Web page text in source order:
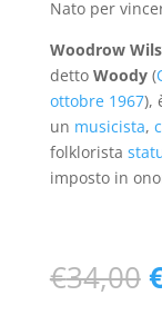
Nato per
Woodrow
detto Woody(
ottobre 1967),
un musicista,
folklorista
imposto in
€34,00 Il